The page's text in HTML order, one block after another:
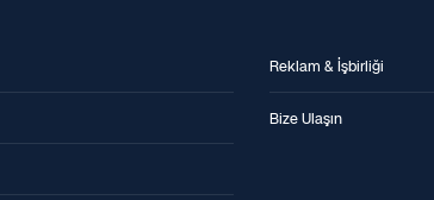
Reklam & İşbirliği
Bize Ulaşın